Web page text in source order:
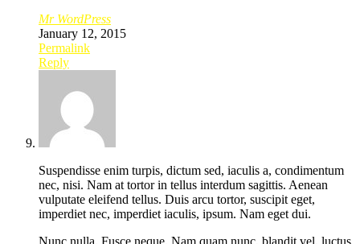
Mr WordPress
January 12, 2015
Permalink
Reply
Suspendisse enim turpis, dictum sed, iaculis a, condimentum
nec, nisi. Nam at tortor in tellus interdum sagittis. Aenean
vulputate eleifend tellus. Duis arcu tortor, suscipit eget,
imperdiet nec, imperdiet iaculis, ipsum. Nam eget dui.